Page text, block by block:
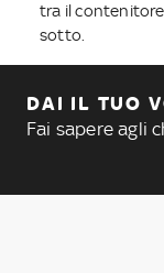
tra il
sotto.
DAI IL TUO
Fai sapere agli